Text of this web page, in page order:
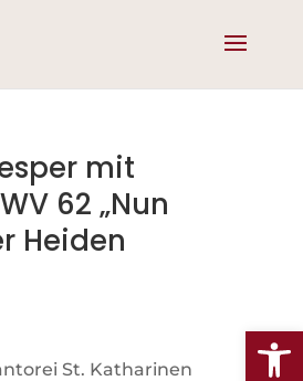
mit
62 „Nun
Heiden
St. Katharinen